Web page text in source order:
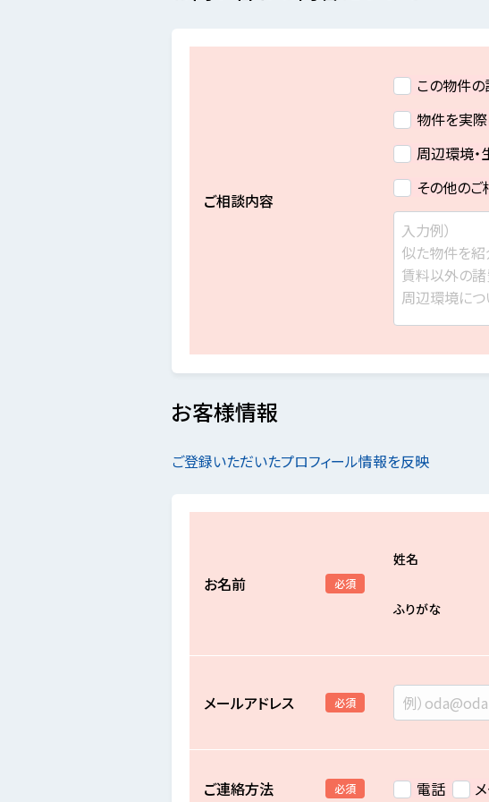
ご相談内容
この物件
物件を実
周辺環境
その他のご
お客様情報
ご登録いただいたプロフィール情報を反映
お名前 必須
姓名
ふりがな
メールアドレス 必須
ご連絡方法 必須 電話